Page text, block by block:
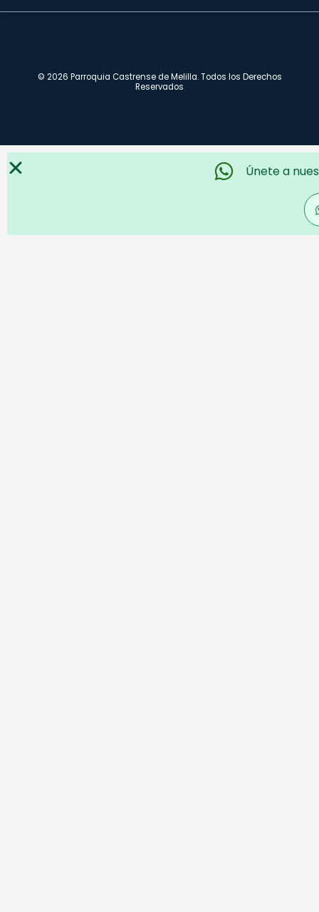
© 2026 Parroquia Castrense de Melilla. Todos los Derechos
Reservados
Únete a